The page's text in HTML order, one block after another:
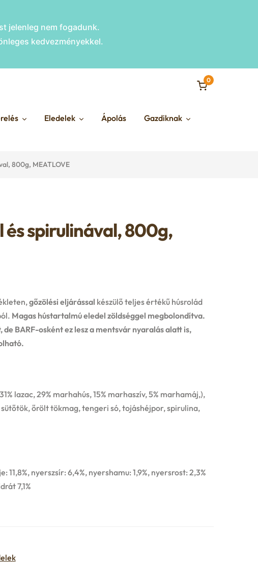
jelenleg nem fogadunk.
kedvezményekkel.
0
Eledelek Ápolás Gazdiknak
800g, MEATLOVE
és spirulinával, 800g,
gőzölési eljárással készülő teljes értékű húsrolád
Magas hústartalmú eledel zöldséggel megbolondítva.
BARF-osként ez lesz a mentsvár nyaralás alatt is,
lazac, 29% marhahús, 15% marhaszív, 5% marhamáj,),
sütőtök, őrölt tökmag, tengeri só, tojáshéjpor, spirulina,
11,8%, nyerszsír: 6,4%, nyershamu: 1,9%, nyersrost: 2,3%
7,1%